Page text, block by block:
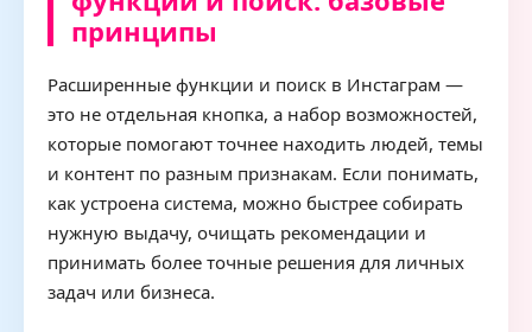
принципы
Расширенные функции и поиск в Инстаграм —
это не отдельная кнопка, а набор возможностей,
которые помогают точнее находить людей, темы
и контент по разным признакам. Если понимать,
как устроена система, можно быстрее собирать
нужную выдачу, очищать рекомендации и
принимать более точные решения для личных
задач или бизнеса.